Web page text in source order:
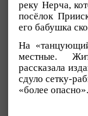
реку Нерча,
посёлок
его бабушка
На
местные.
рассказала
сдуло сетку-
«более опасно».